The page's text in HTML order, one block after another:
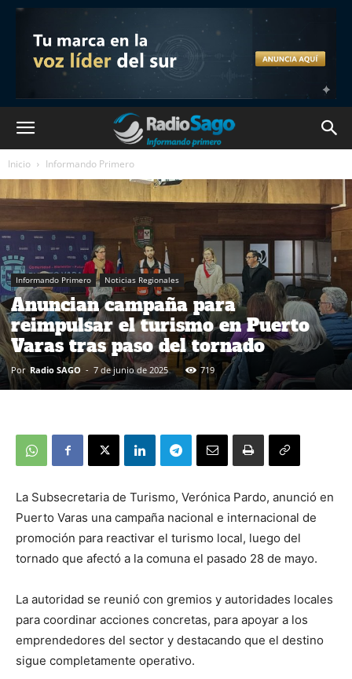
Inicio Informando Primero
Informando Primero Noticias Regionales
Anuncian campaña para
reimpulsar el turismo en Puerto
Varas tras paso del tornado
Por Radio SAGO - 7 de junio de 2025 719
La Subsecretaria de Turismo, Verónica Pardo, anunció en
Puerto Varas una campaña nacional e internacional de
promoción para reactivar el turismo local, luego del
tornado que afectó a la comuna el pasado 28 de mayo.
La autoridad se reunió con gremios y autoridades locales
para coordinar acciones concretas, para apoyar a los
emprendedores del sector y destacando que el destino
sigue completamente operativo.